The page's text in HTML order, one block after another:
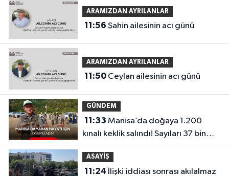
ARAMIZDAN AYRILANLAR
11:56 Şahin ailesinin acı günü
ARAMIZDAN AYRILANLAR
11:50 Ceylan ailesinin acı günü
GÜNDEM
11:33
kınalı keklik salındı! Sayıları 37 bin
950’ye ulaştı
ASAYİŞ
11:24